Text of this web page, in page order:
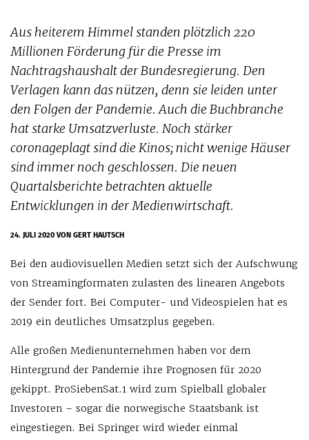
Aus heiterem Himmel standen plötzlich 220
Millionen Förderung für die Presse im
Nachtragshaushalt der Bundesregierung. Den
Verlagen kann das nützen, denn sie leiden unter
den Folgen der Pandemie. Auch die Buchbranche
hat starke Umsatzverluste. Noch stärker
coronageplagt sind die Kinos; nicht wenige Häuser
sind immer noch geschlossen. Die neuen
Quartalsberichte betrachten aktuelle
Entwicklungen in der Medienwirtschaft.
24. JULI 2020VON GERT HAUTSCH
Bei den audiovisuellen Medien setzt sich der Aufschwung
von Streamingformaten zulasten des linearen Angebots
der Sender fort. Bei Computer- und Videospielen hat es
2019 ein deutliches Umsatzplus gegeben.
Alle großen Medienunternehmen haben vor dem
Hintergrund der Pandemie ihre Prognosen für 2020
gekippt. ProSiebenSat.1 wird zum Spielball globaler
Investoren – sogar die norwegische Staatsbank ist
eingestiegen. Bei Springer wird wieder einmal